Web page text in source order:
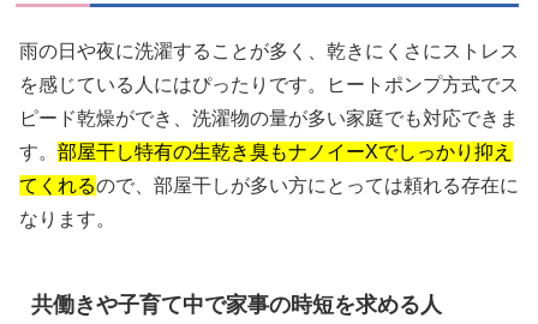
雨の日や夜に洗濯することが多く、乾きにくさにストレス
を感じている人にはぴったりです。ヒートポンプ方式でス
ピード乾燥ができ、洗濯物の量が多い家庭でも対応できま
す。 部屋干し特有の生乾き臭もナノイーXでしっかり抑え
てくれるので、部屋干しが多い方にとっては頼れる存在に
なります。
共働きや子育て中で家事の時短を求める人